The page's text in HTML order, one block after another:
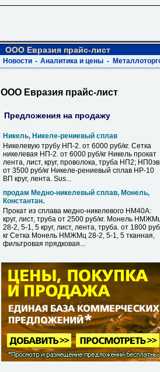
ООО Евразия прайс-лист
Новости Аналитика и цены
ООО Евразия прайс-лист
Предложения на продажу
Никель, Никеле-рениевый сплав
Никелевую трубу НП-2. от 6000 руб/кг. Сетка
никелевая НП-2. от 6000 руб/кг Никель прокат
лента, лист, круг, проволока, труба НП2;
от 3500 руб/кг Никеле-рениевый сплав НР-10
ВП круг, лента. Sus...
продам Медно-никелевый сплав, Монель,
Константан.
Прокат из сплава медно-никелевого НМ40А:
круг, лист, труба от 2500 руб/кг. Монель
28-2, 5-1, 5 круг, лист, лента, труба. от 1800
кг Сетка Монель НМЖМц 28-2, 5-1, 5 тканная,
фильтровая прядковая...